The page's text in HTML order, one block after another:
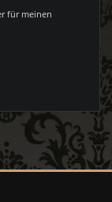
für meinen